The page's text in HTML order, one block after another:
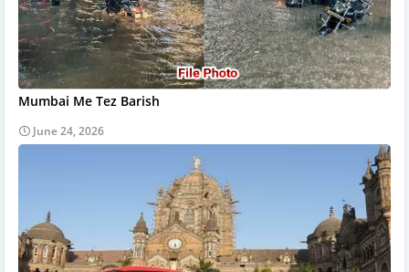
Mumbai Me Tez Barish
June 24, 2026